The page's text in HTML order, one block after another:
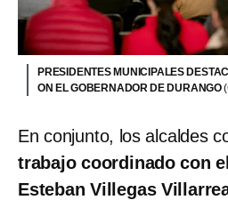
PRESIDENTES MUNICIPALES
ON EL GOBERNADOR DE DURANGO
En conjunto, los alcaldes
trabajo coordinado con
Esteban Villegas